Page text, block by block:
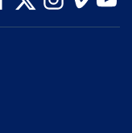
ΣΕΙΡΑ